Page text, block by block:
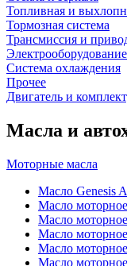
Топливная и
Тормозная система
Трансмиссия и
Электрооборудование
Система охлаждения
Прочее
Двигатель и
Масла и
Моторные масла
Масло Genesis
Масло
Масло
Масло
Масло
Масло